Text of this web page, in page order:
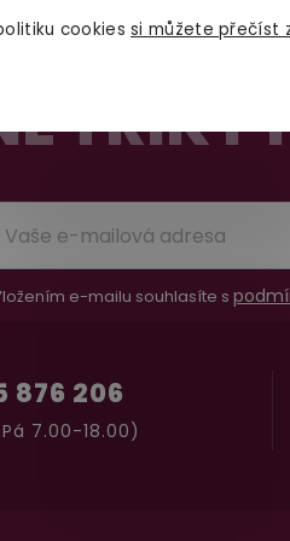
cookiessi můžete přečíst
TRIKY
e-mailu souhlasíte s
876 206
7.00-18.00)